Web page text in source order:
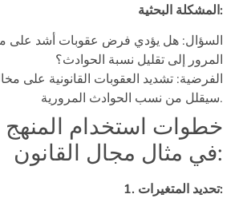
المشكلة البحثية:
السؤال: هل يؤدي فرض عقوبات أشد على
المرور إلى تقليل نسبة الحوادث؟
الفرضية: تشديد العقوبات القانونية على
سيقلل من نسب الحوادث المرورية.
خطوات استخدام المنهج
في مثال مجال القانون:
1. تحديد المتغيرات: